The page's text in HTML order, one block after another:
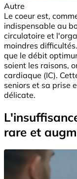
Autre
Le coeur est,
indispensable au
circulatoire et
moindres
que le débit
soient les raisons,
cardiaque (IC).
seniors et sa prise
délicate.
rare et